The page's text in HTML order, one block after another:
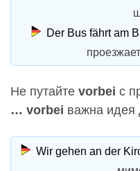
Der Bus fährt am
Не путайте vorbei с
… vorbei важна идея
Wir gehen an der